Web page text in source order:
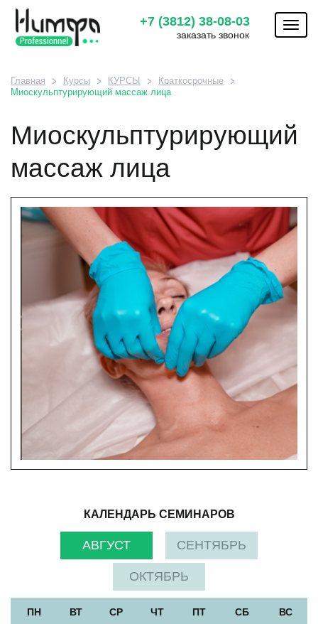
+7 (3812) 38-08-03
заказать звонок
Главная Курсы КУРСЫ
Краткосрочные
Миоскульптурирующий массаж лица
Миоскульптурирующий
массаж лица
КАЛЕНДАРЬ СЕМИНАРОВ
АВГУСТ СЕНТЯБРЬ
ОКТЯБРЬ
ПН ВТ СР ЧТ ПТ СБ ВС